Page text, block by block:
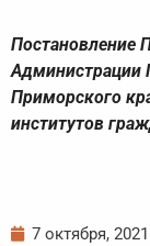
Постановление
Администрации
Приморского
институтов
7 октября, 2021